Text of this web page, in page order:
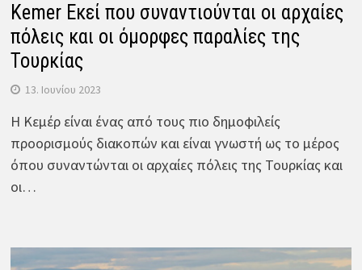
Kemer Εκεί που συναντιούνται οι αρχαίες
πόλεις και οι όμορφες παραλίες της
Τουρκίας
13. Ιουνίου 2023
Η Κεμέρ είναι ένας από τους πιο δημοφιλείς
προορισμούς διακοπών και είναι γνωστή ως το μέρος
όπου συναντώνται οι αρχαίες πόλεις της Τουρκίας και
οι…